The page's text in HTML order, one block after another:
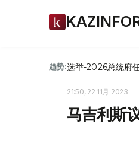
趋势:选举-2026总统府
21:50, 22 11月 2023
马吉利斯